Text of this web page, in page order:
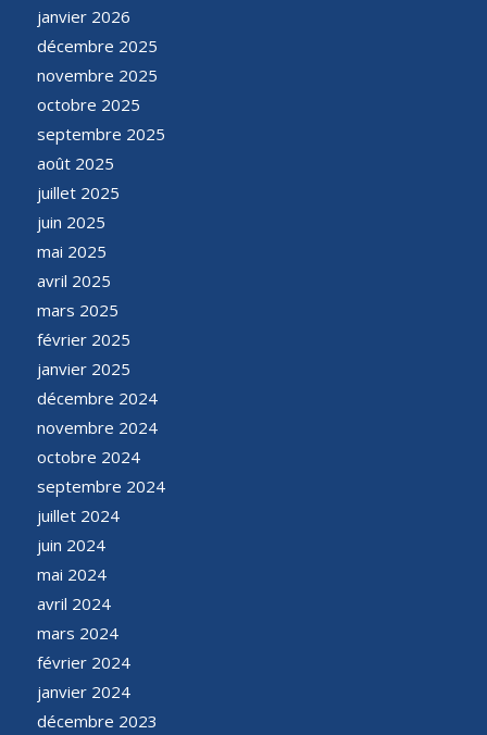
janvier 2026
décembre 2025
novembre 2025
octobre 2025
septembre 2025
août 2025
juillet 2025
juin 2025
mai 2025
avril 2025
mars 2025
février 2025
janvier 2025
décembre 2024
novembre 2024
octobre 2024
septembre 2024
juillet 2024
juin 2024
mai 2024
avril 2024
mars 2024
février 2024
janvier 2024
décembre 2023